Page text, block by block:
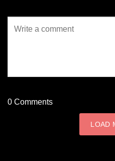
0 Comments
LOAD